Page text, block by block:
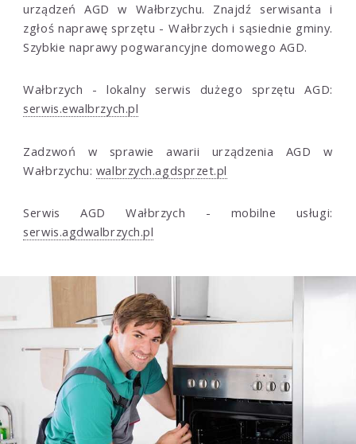
urządzeń AGD w Wałbrzychu. Znajdź serwisanta i
zgłoś naprawę sprzętu - Wałbrzych i sąsiednie gminy.
Szybkie naprawy pogwarancyjne domowego AGD.
Wałbrzych - lokalny serwis dużego sprzętu AGD:
serwis.ewalbrzych.pl
Zadzwoń w sprawie awarii urządzenia AGD w
Wałbrzychu: walbrzych.agdsprzet.pl
Serwis AGD Wałbrzych - mobilne usługi:
serwis.agdwalbrzych.pl